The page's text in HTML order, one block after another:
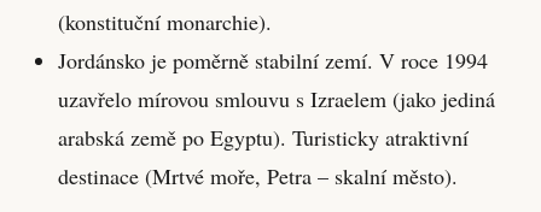
(konstituční monarchie).
Jordánsko je poměrně stabilní zemí. V roce 1994
uzavřelo mírovou smlouvu s Izraelem (jako jediná
arabská země po Egyptu). Turisticky atraktivní
destinace (Mrtvé moře, Petra – skalní město).